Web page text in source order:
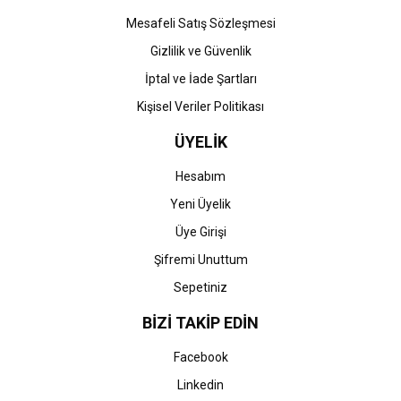
Mesafeli Satış Sözleşmesi
Gizlilik ve Güvenlik
İptal ve İade Şartları
Kişisel Veriler Politikası
ÜYELİK
Hesabım
Yeni Üyelik
Üye Girişi
Şifremi Unuttum
Sepetiniz
BİZİ TAKİP EDİN
Facebook
Linkedin